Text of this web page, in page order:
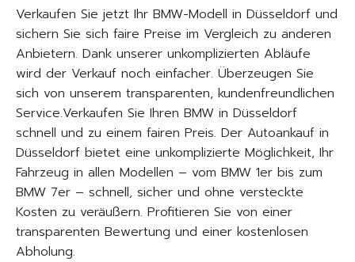
Verkaufen Sie jetzt Ihr BMW-Modell in Düsseldorf und
sichern Sie sich faire Preise im Vergleich zu anderen
Anbietern. Dank unserer unkomplizierten Abläufe
wird der Verkauf noch einfacher. Überzeugen Sie
sich von unserem transparenten, kundenfreundlichen
Service.Verkaufen Sie Ihren BMW in Düsseldorf
schnell und zu einem fairen Preis. Der Autoankauf in
Düsseldorf bietet eine unkomplizierte Möglichkeit, Ihr
Fahrzeug in allen Modellen – vom BMW 1er bis zum
BMW 7er – schnell, sicher und ohne versteckte
Kosten zu veräußern. Profitieren Sie von einer
transparenten Bewertung und einer kostenlosen
Abholung.